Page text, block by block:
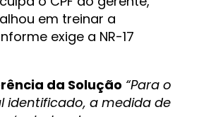
em treinar a
exige a NR-17
da Solução “Para o
identificado, a medida de